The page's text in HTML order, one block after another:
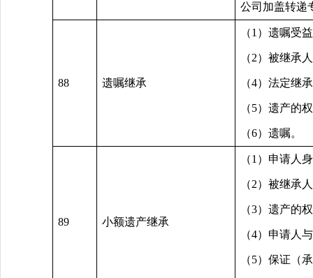
公司加盖转递
88 遗嘱继承
（1）遗嘱受
（2）被继承
（4）法定继
（5）遗产的
（6）遗嘱。
89 小额遗产继承
（1）申请人
（2）被继承
（3）遗产的
（4）申请人
（5）保证（